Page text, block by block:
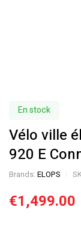
En stock
Vélo ville
920 E
Brands: ELOPS
€1,499.00